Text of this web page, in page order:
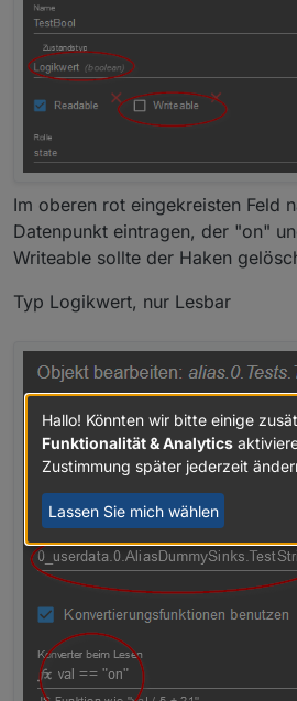
Im oberen rot eingekreisten Feld
Datenpunkt eintragen, der "on"
Writeable sollte der Haken
Typ Logikwert, nur Lesbar
Hallo! Könnten wir bitte einige
Funktionalität & Analytics
Zustimmung später jederzeit
Lassen Sie mich wählen